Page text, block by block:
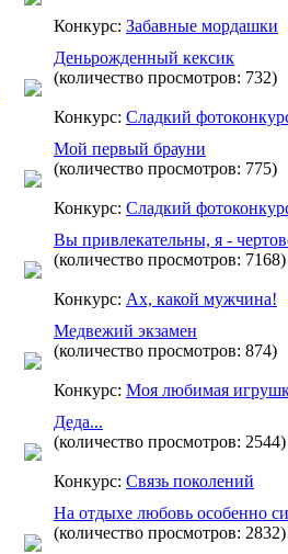
Конкурс: Забавные мордашки
Деньрожденный кексик
(количество просмотров: 732)
Конкурс: Сладкий
Мой первый брауни
(количество просмотров: 775)
Конкурс: Сладкий
Вы привлекательны, я -
(количество просмотров: 7168)
Конкурс: Ах, какой мужчина!
Медвежий экзамен
(количество просмотров: 874)
Конкурс: Моя любимая
Деда...
(количество просмотров: 2544)
Конкурс: Связь поколений
На отдыхе любовь особенно
(количество просмотров: 2832)